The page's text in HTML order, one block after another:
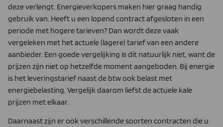
deze verlengt. Energieverkopers maken hier graag handig
gebruik van. Heeft u een lopend contract afgesloten in een
periode met hogere tarieven? Dan wordt deze vaak
vergeleken met het actuele (lagere) tarief van een andere
aanbieder. Een goede vergelijking is dit natuurlijk niet, want de
prijzen zijn niet op hetzelfde moment aangeboden. Bij energie
is het leveringstarief naast de btw ook belast met
energiebelasting. Vergelijk daarom liefst de actuele kale
prijzen met elkaar.
Daarnaast zijn er ook verschillende soorten contracten die u